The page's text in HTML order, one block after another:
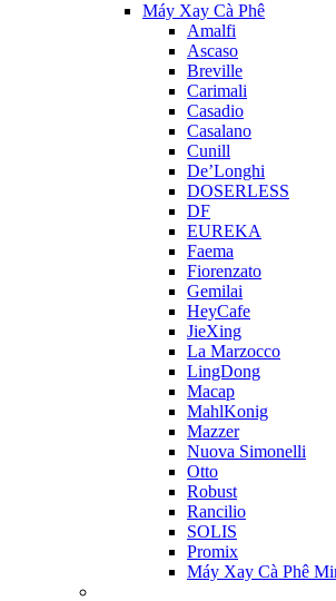
Máy Xay Cà Phê
Amalfi
Ascaso
Breville
Carimali
Casadio
Casalano
Cunill
De’Longhi
DOSERLESS
DF
EUREKA
Faema
Fiorenzato
Gemilai
HeyCafe
JieXing
La Marzocco
LingDong
Macap
MahlKonig
Mazzer
Nuova Simonelli
Otto
Robust
Rancilio
SOLIS
Promix
Máy Xay Cà Phê